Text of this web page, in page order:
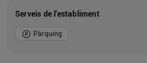
Serveis de l'establiment
Pàrquing